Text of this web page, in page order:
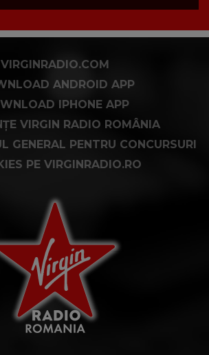
VIRGINRADIO.COM
ANDROID APP
IPHONE APP
VIRGIN RADIO ROMÂNIA
GENERAL PENTRU CONCURSURI
PE VIRGINRADIO.RO